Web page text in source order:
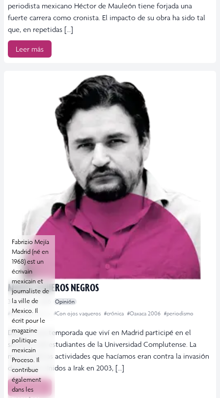
periodista mexicano Héctor de Mauleón tiene forjada una
fuerte carrera como cronista. El impacto de su obra ha sido tal
que, en repetidas […]
Leer más
MIRAR AGUJEROS NEGROS
31 octubre, 2016
Opinión
#@DiegoEOsorno
#Con ojos vaqueros #crónica #Oaxaca 2006 #periodismo
Durante una temporada que viví en Madrid participé en el
sindicato de estudiantes de la Universidad Complutense. La
mayoría de las actividades que hacíamos eran contra la invasión
de Estados Unidos a Irak en 2003, […]
Leer más
Fabrizio Mejía
Madrid (né en
1968) est un
écrivain
mexicain et
journaliste de
la ville de
Mexico. Il
écrit pour le
magazine
politique
mexicain
Proceso. Il
contribue
également
dans les